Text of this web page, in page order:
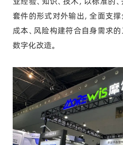
套件的形式对外输出，全面支
成本、风险构建符合自身需求
数字化改造。